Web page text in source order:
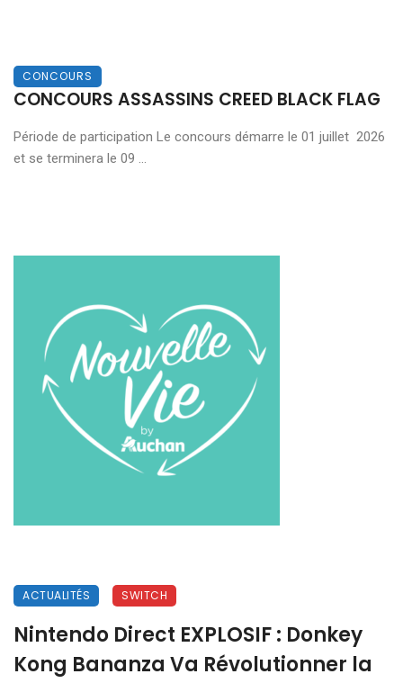
CONCOURS
CONCOURS ASSASSINS CREED BLACK FLAG
Période de participation Le concours démarre le 01 juillet 2026
et se terminera le 09 ...
ACTUALITÉS SWITCH
Nintendo Direct EXPLOSIF : Donkey
Kong Bananza Va Révolutionner la